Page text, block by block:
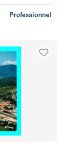
Professionnel